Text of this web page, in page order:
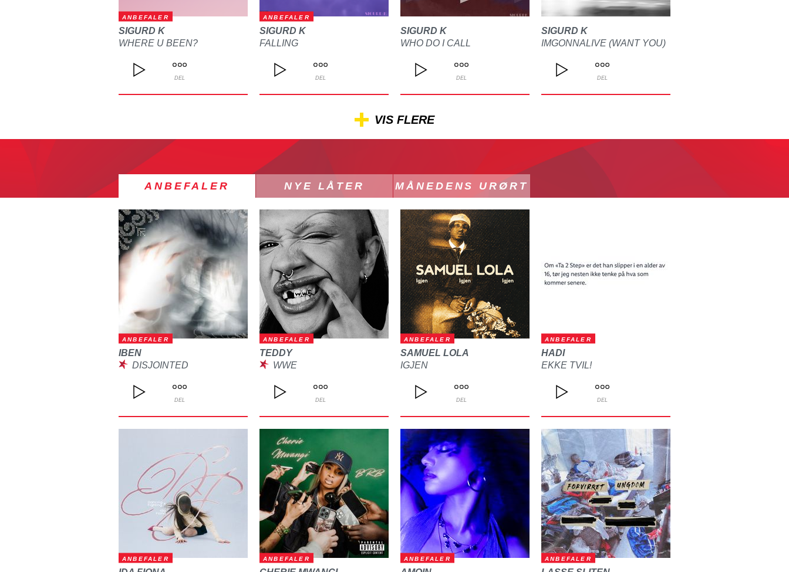
ANBEFALER
SIGURD K
WHERE U BEEN?
DEL
ANBEFALER
SIGURD K
FALLING
DEL
SIGURD K
WHO DO I CALL
DEL
SIGURD K
IMGONNALIVE (WANT YOU)
DEL
VIS FLERE
ANBEFALER NYE LÅTER MÅNEDENS URØRT
ANBEFALER
IBEN
DISJOINTED
DEL
ANBEFALER
TEDDY
WWE
DEL
ANBEFALER
SAMUEL LOLA
IGJEN
DEL
ANBEFALER
HADI
EKKE TVIL!
DEL
ANBEFALER ANBEFALER ANBEFALER ANBEFALER